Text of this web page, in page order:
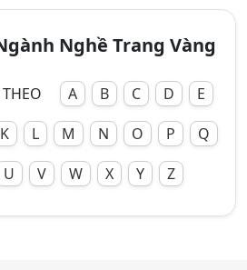
Nghề Trang Vàng
A B C D
E
K L M N O P
Q
U V W X Y Z